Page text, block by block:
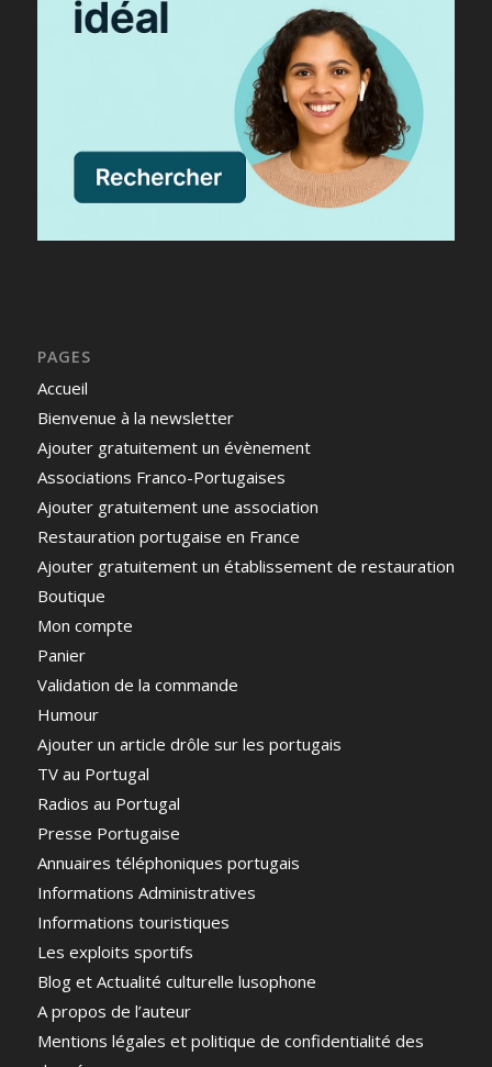
PAGES
Accueil
Bienvenue à la newsletter
Ajouter gratuitement un évènement
Associations Franco-Portugaises
Ajouter gratuitement une association
Restauration portugaise en France
Ajouter gratuitement un établissement de restauration
Boutique
Mon compte
Panier
Validation de la commande
Humour
Ajouter un article drôle sur les portugais
TV au Portugal
Radios au Portugal
Presse Portugaise
Annuaires téléphoniques portugais
Informations Administratives
Informations touristiques
Les exploits sportifs
Blog et Actualité culturelle lusophone
A propos de l’auteur
Mentions légales et politique de confidentialité des